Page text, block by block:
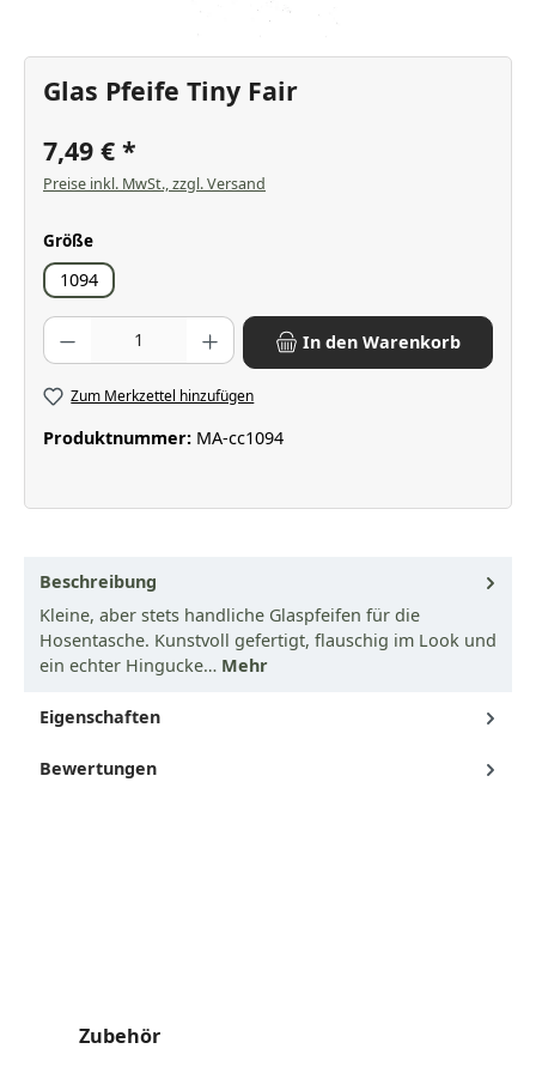
Glas Pfeife Tiny Fair
7,49 €
Preise inkl. MwSt., zzgl. Versand
Größeauswählen
1094
Produkt Anzahl: Gib den gewünschten Wert ein oder benutze die
In den Warenkorb
Zum Merkzettel hinzufügen
Produktnummer: MA-cc1094
Beschreibung
Kleine, aber stets handliche Glaspfeifen für die
Hosentasche. Kunstvoll gefertigt, flauschig im Look und
ein echter Hingucke… Mehr
Eigenschaften
Bewertungen
Produktgalerie überspringen
Zubehör